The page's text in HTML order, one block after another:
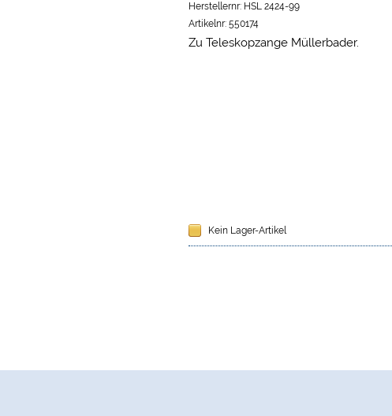
Herstellernr: HSL 2424-99
Artikelnr: 550174
Zu Teleskopzange Müllerbader.
Kein Lager-Artikel